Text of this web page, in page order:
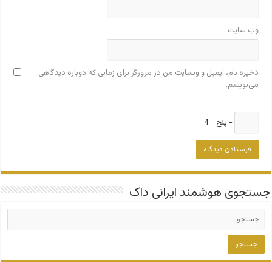
وب‌ سایت
ذخیره نام، ایمیل و وبسایت من در مرورگر برای زمانی که دوباره دیدگاهی
می‌نویسم.
− پنج = 4
جستجوی هوشمند ایرانی داک